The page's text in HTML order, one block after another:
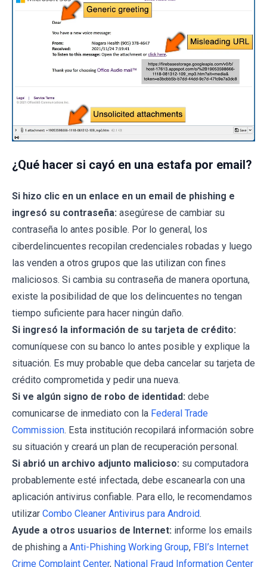
¿Qué hacer si cayó en una estafa por email?
Si hizo clic en un enlace en un email de phishing e
ingresó su contraseña: asegúrese de cambiar su
contraseña lo antes posible. Por lo general, los
ciberdelincuentes recopilan credenciales robadas y luego
las venden a otros grupos que las utilizan con fines
maliciosos. Si cambia su contraseña de manera oportuna,
existe la posibilidad de que los delincuentes no tengan
tiempo suficiente para hacer ningún daño.
Si ingresó la información de su tarjeta de crédito:
comuníquese con su banco lo antes posible y explique la
situación. Es muy probable que deba cancelar su tarjeta de
crédito comprometida y pedir una nueva.
Si ve algún signo de robo de identidad: debe
comunicarse de inmediato con la Federal Trade
Commission. Esta institución recopilará información sobre
su situación y creará un plan de recuperación personal.
Si abrió un archivo adjunto malicioso: su computadora
probablemente esté infectada, debe escanearla con una
aplicación antivirus confiable. Para ello, le recomendamos
utilizar Combo Cleaner Antivirus para Android.
Ayude a otros usuarios de Internet: informe los emails
de phishing a Anti-Phishing Working Group, FBI’s Internet
Crime Complaint Center, National Fraud Information Center